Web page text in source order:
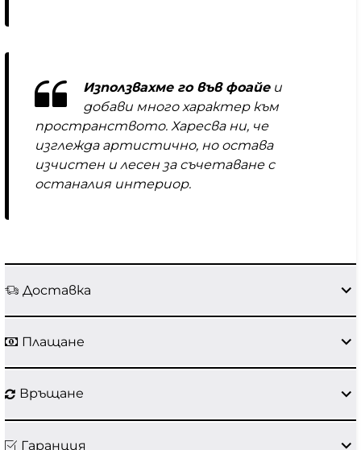
Използвахме го във фоайеи
добави много характер към
пространството. Харесва ни, че
изглежда артистично, но остава
изчистен и лесен за съчетаване с
останалия интериор.
Доставка
Плащане
Връщане
Гаранция